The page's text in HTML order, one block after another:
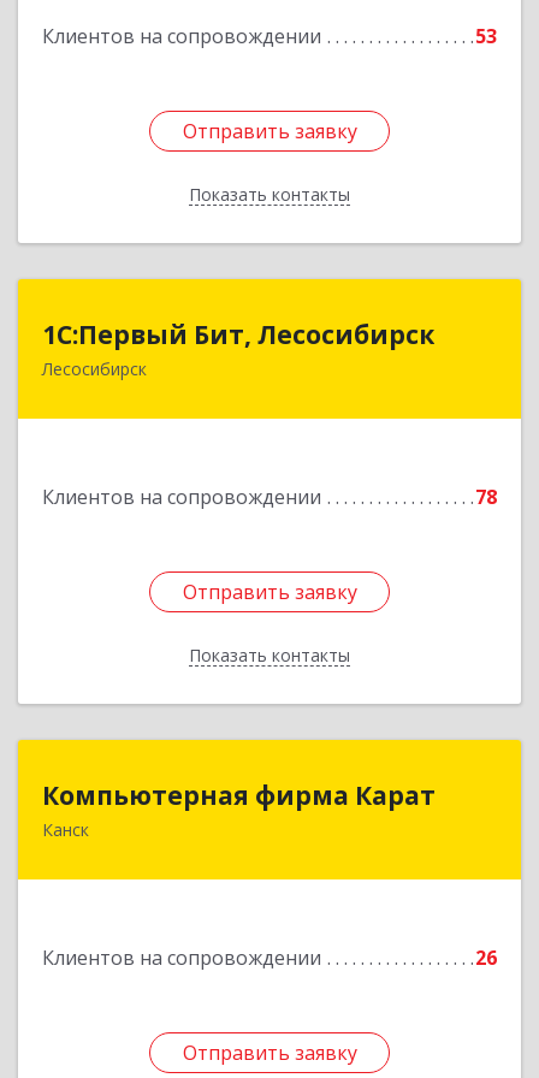
Клиентов на сопровождении 53
Отправить заявку
Показать контакты
Отправить заявку
Назад
1С:Первый Бит, Лесосибирск
Лесосибирск
Клиентов на сопровождении 78
Отправить заявку
Показать контакты
1С:Первый Бит, Лесосибирск
662544, Красноярский край, Лесосибирск г,
Отправить заявку
Назад
Компьютерная фирма Карат
Канск
Клиентов на сопровождении 26
Отправить заявку
Компьютерная фирма Карат
Отправить заявку